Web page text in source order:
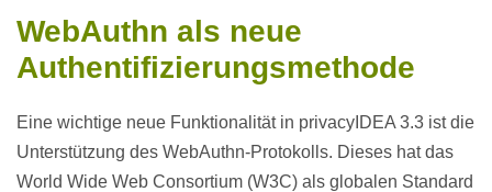
WebAuthn als neue
Authentifizierungsmethode
Eine wichtige neue Funktionalität in privacyIDEA 3.3 ist die
Unterstützung des WebAuthn-Protokolls. Dieses hat das
World Wide Web Consortium (W3C) als globalen Standard